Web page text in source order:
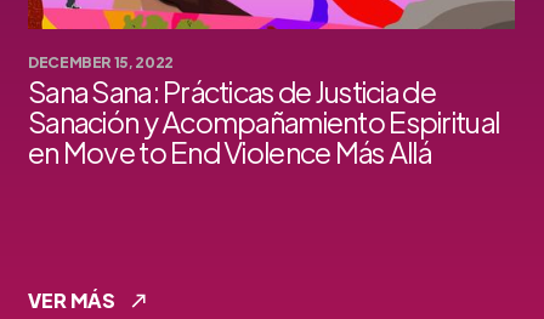
DECEMBER 15, 2022
Sana Sana: Prácticas de Justicia de
Sanación y Acompañamiento Espiritual
en Move to End Violence Más Allá
VER MÁS